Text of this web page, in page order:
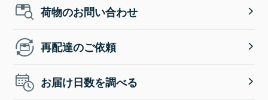
荷物のお問い合わせ
再配達のご依頼
お届け日数を調べる